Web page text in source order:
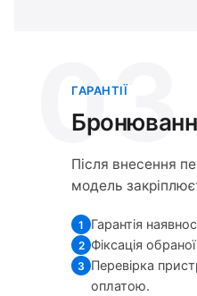
03
ГАРАНТІЇ
Після внесення
модель
1 Гарантія
2 Фіксація
3 Перевірка
оплатою.